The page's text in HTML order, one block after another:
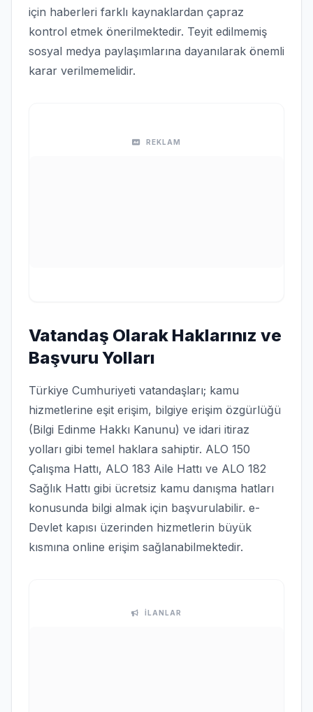
için haberleri farklı kaynaklardan çapraz
kontrol etmek önerilmektedir. Teyit edilmemiş
sosyal medya paylaşımlarına dayanılarak önemli
karar verilmemelidir.
REKLAM
Vatandaş Olarak Haklarınız ve
Başvuru Yolları
Türkiye Cumhuriyeti vatandaşları; kamu
hizmetlerine eşit erişim, bilgiye erişim özgürlüğü
(Bilgi Edinme Hakkı Kanunu) ve idari itiraz
yolları gibi temel haklara sahiptir. ALO 150
Çalışma Hattı, ALO 183 Aile Hattı ve ALO 182
Sağlık Hattı gibi ücretsiz kamu danışma hatları
konusunda bilgi almak için başvurulabilir. e-
Devlet kapısı üzerinden hizmetlerin büyük
kısmına online erişim sağlanabilmektedir.
İLANLAR